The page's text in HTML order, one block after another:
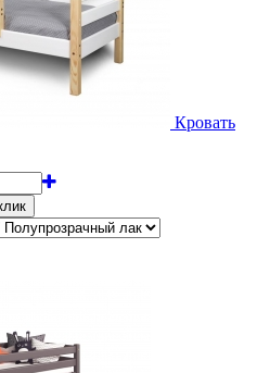
Кровать